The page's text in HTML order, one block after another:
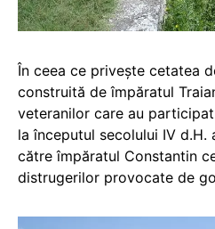
În ceea ce priveşte cetatea
construită de împăratul
veteranilor care au
la începutul secolului IV
către împăratul Constantin
distrugerilor provocate de